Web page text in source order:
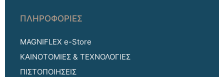
ΠΛΗΡΟΦΟΡΙΕΣ
MAGNIFLEX e-Store
ΚΑΙΝΟΤΟΜΙΕΣ & ΤΕΧΝΟΛΟΓΙΕΣ
ΠΙΣΤΟΠΟΙΗΣΕΙΣ